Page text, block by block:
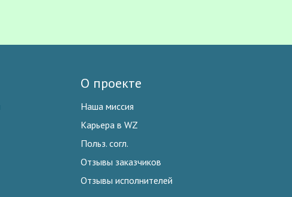
О проекте
Наша миссия
Карьера в WZ
Польз. согл.
Отзывы заказчиков
Отзывы исполнителей